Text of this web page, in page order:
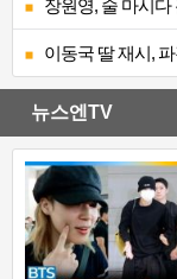
장원영, 술 마시
이동국 딸 재시,
뉴스엔TV